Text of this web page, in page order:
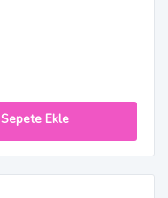
Sepete Ekle